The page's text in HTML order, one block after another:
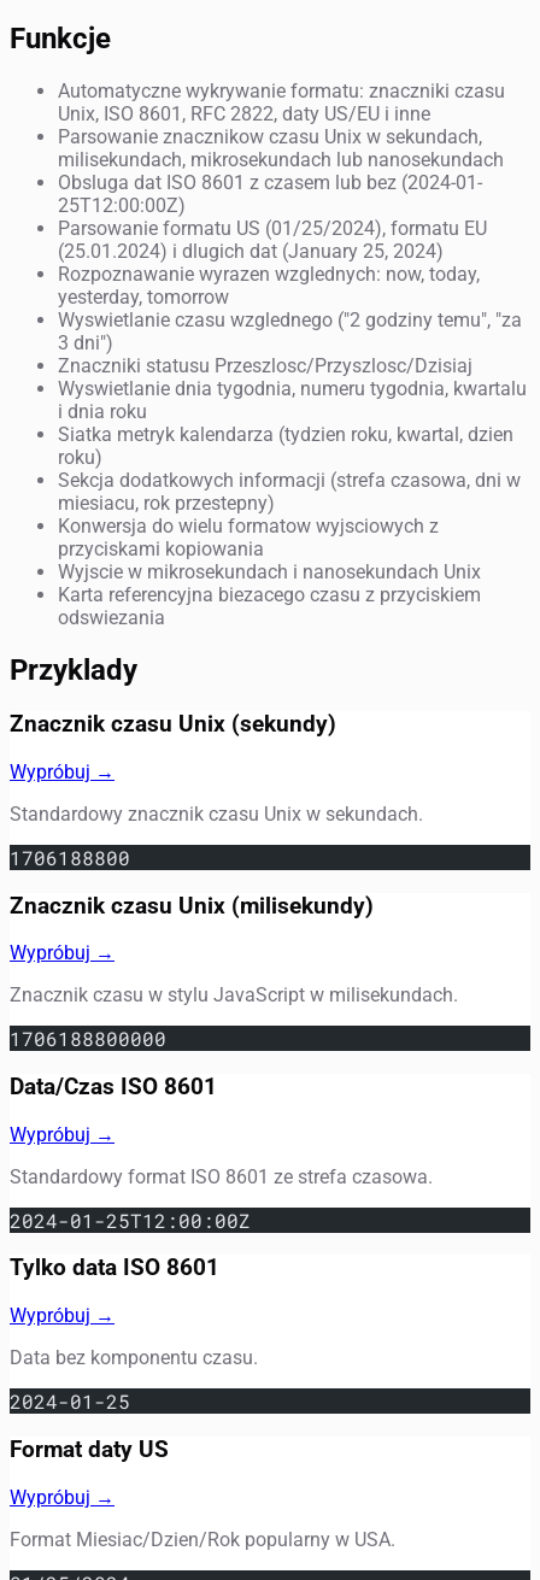
Funkcje
Automatyczne wykrywanie formatu: znaczniki czasu
Unix, ISO 8601, RFC 2822, daty US/EU i inne
Parsowanie znacznikow czasu Unix w sekundach,
milisekundach, mikrosekundach lub nanosekundach
Obsluga dat ISO 8601 z czasem lub bez (2024-01-
25T12:00:00Z)
Parsowanie formatu US (01/25/2024), formatu EU
(25.01.2024) i dlugich dat (January 25, 2024)
Rozpoznawanie wyrazen wzglednych: now, today,
yesterday, tomorrow
Wyswietlanie czasu wzglednego ("2 godziny temu", "za
3 dni")
Znaczniki statusu Przeszlosc/Przyszlosc/Dzisiaj
Wyswietlanie dnia tygodnia, numeru tygodnia, kwartalu
i dnia roku
Siatka metryk kalendarza (tydzien roku, kwartal, dzien
roku)
Sekcja dodatkowych informacji (strefa czasowa, dni w
miesiacu, rok przestepny)
Konwersja do wielu formatow wyjsciowych z
przyciskami kopiowania
Wyjscie w mikrosekundach i nanosekundach Unix
Karta referencyjna biezacego czasu z przyciskiem
odswiezania
Przyklady
Znacznik czasu Unix (sekundy)
Wypróbuj →
Standardowy znacznik czasu Unix w sekundach.
1706188800
Znacznik czasu Unix (milisekundy)
Wypróbuj →
Znacznik czasu w stylu JavaScript w milisekundach.
1706188800000
Data/Czas ISO 8601
Wypróbuj →
Standardowy format ISO 8601 ze strefa czasowa.
2024-01-25T12:00:00Z
Tylko data ISO 8601
Wypróbuj →
Data bez komponentu czasu.
2024-01-25
Format daty US
Wypróbuj →
Format Miesiac/Dzien/Rok popularny w USA.